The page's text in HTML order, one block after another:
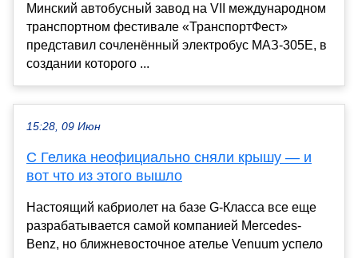
Минский автобусный завод на VII международном
транспортном фестивале «ТранспортФест»
представил сочленённый электробус МАЗ-305Е, в
создании которого ...
15:28, 09 Июн
С Гелика неофициально сняли крышу — и
вот что из этого вышло
Настоящий кабриолет на базе G-Класса все еще
разрабатывается самой компанией Mercedes-
Benz, но ближневосточное ателье Venuum успело